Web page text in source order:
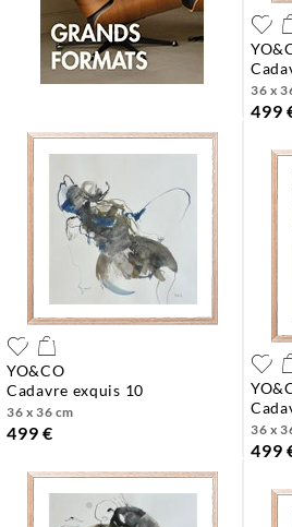
36 x
499
YO&CO
cadavre exquis 10
36 x 36 cm
499 € 36 x
499